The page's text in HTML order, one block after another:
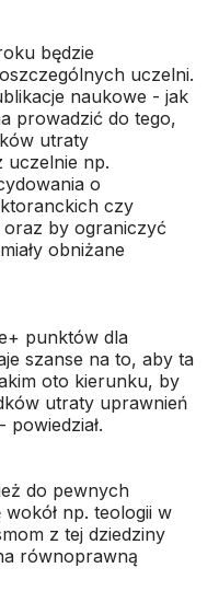
będzie
uczelni.
naukowe - jak
prowadzić do tego,
utraty
uczelnie np.
o
czy
by ograniczyć
obniżane
punktów dla
szanse na to, aby ta
oto kierunku, by
utraty uprawnień
do pewnych
np. teologii w
z tej dziedziny
równoprawną